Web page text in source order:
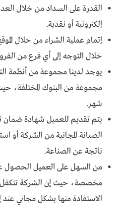
القدرة على السداد من خلال
إلكترونية أو نقدية.
إتمام عملية الشراء من خلال
خلال التوجه إلى أي فرع من
يوجد لدينا مجموعة من أنظمة
شهر.
يتم تقديم للعميل شهادة ضمان
الصيانة المجانية من الشركة أو
ناتجة عن الصناعة.
من السهل على العميل الحصول
مخصصة، حيث إن الشركة تتكفل
الاستفادة منها بشكل مجاني عند